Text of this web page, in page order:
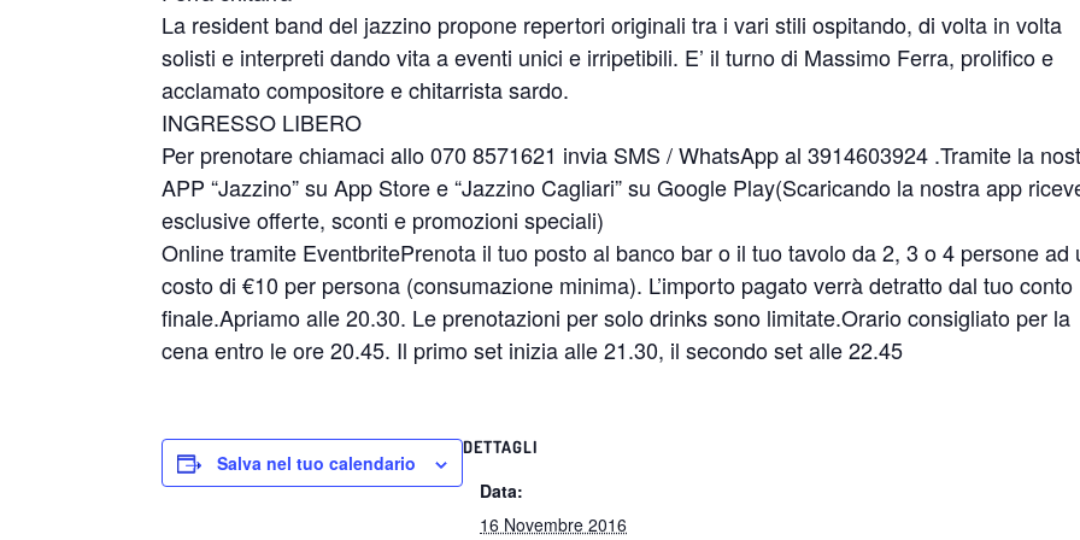
La resident band del jazzino propone repertori originali tra i vari stili ospitando, di volta in volta
solisti e interpreti dando vita a eventi unici e irripetibili. E’ il turno di Massimo Ferra, prolifico e
acclamato compositore e chitarrista sardo.
INGRESSO LIBERO
Per prenotare chiamaci allo 070 8571621 invia SMS / WhatsApp al 3914603924 .Tramite la
APP “Jazzino” su App Store e “Jazzino Cagliari” su Google Play(Scaricando la nostra app
esclusive offerte, sconti e promozioni speciali)
Online tramite EventbritePrenota il tuo posto al banco bar o il tuo tavolo da 2, 3 o 4 persone ad
costo di €10 per persona (consumazione minima). L’importo pagato verrà detratto dal tuo conto
finale.Apriamo alle 20.30. Le prenotazioni per solo drinks sono limitate.Orario consigliato per la
cena entro le ore 20.45. Il primo set inizia alle 21.30, il secondo set alle 22.45
Salva nel tuo calendario
DETTAGLI
Data:
16 Novembre 2016